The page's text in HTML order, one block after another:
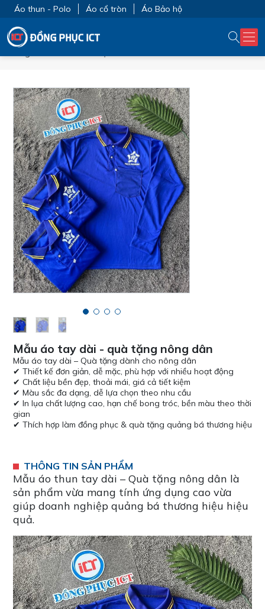
Áo thun - Polo Áo cổ tròn Áo Bảo hộ
Mẫu áo tay dài - quà tặng nông dân
Mẫu áo tay dài – Quà tặng dành cho nông dân
✔ Thiết kế đơn giản, dễ mặc, phù hợp với nhiều hoạt động
✔ Chất liệu bền đẹp, thoải mái, giá cả tiết kiệm
✔ Màu sắc đa dạng, dễ lựa chọn theo nhu cầu
✔ In lụa chất lượng cao, hạn chế bong tróc, bền màu theo thời
gian
✔ Thích hợp làm đồng phục & quà tặng quảng bá thương hiệu
THÔNG TIN SẢN PHẨM
Mẫu áo thun tay dài – Quà tặng nông dân là
sản phẩm vừa mang tính ứng dụng cao vừa
giúp doanh nghiệp quảng bá thương hiệu hiệu
quả.